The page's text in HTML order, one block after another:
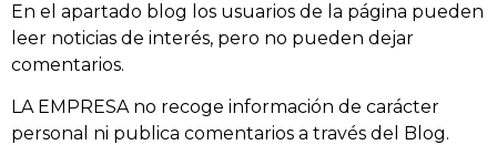
En el apartado blog los usuarios de la página pueden
leer noticias de interés, pero no pueden dejar
comentarios.
LA EMPRESA no recoge información de carácter
personal ni publica comentarios a través del Blog.